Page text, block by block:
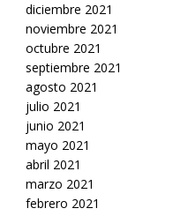
diciembre 2021
noviembre 2021
octubre 2021
septiembre 2021
agosto 2021
julio 2021
junio 2021
mayo 2021
abril 2021
marzo 2021
febrero 2021